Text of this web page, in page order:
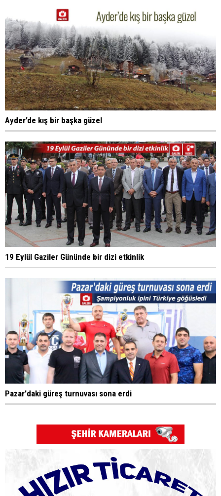
Ayder’de kış bir başka güzel
19 Eylül Gaziler Gününde bir dizi etkinlik
Pazar'daki güreş turnuvası sona erdi